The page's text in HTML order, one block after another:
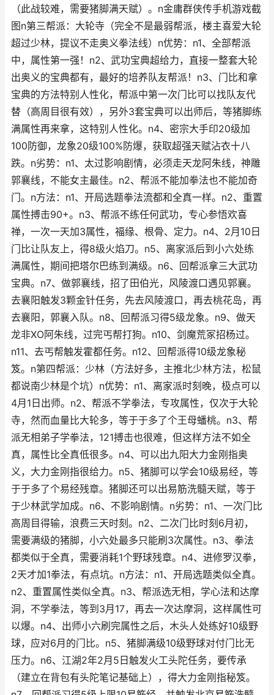
（此战较难，需要猪脚满天赋）。n金庸群侠传手机游戏截
图n第三帮派：大轮寺（完全不是最弱帮派，楼主喜爱大轮
超过少林，提议不走奥义拳法线）n优势：n1、全部帮派
中，属性第一强！n2、武功宝典超给力，直接一整套大轮
出奥义的宝典都有，最好的培养队友帮派！n3、门比和拿
宝典的方法特别人性化，帮派中第一次门比可以找队友代
替（高周目很有效），另外3套宝典可以出师后，等猪脚练
满属性再来拿，这特别人性化。n4、密宗大手印20级加
100防御，龙象20级100%防爆，获取超强天赋沾衣十八
跌。n劣势：n1、太过影响剧情，必须走天龙阿朱线，神雕
郭襄线，不能女主最佳。n2、帮派不能加拳法也不能加奇
门。n方法：n1、开局选题拳法流都和全真一样。n2、重置
属性搏击90+。n3、帮派不练任何武功，专心参悟欢喜
禅，一次一天加3属性，福缘、根骨、定力。n4、2月10日
门比让队友上，得8级火焰刀。n5、离家派后到小六处练
满属性，期间把塔尔巴练到满级。n6、回帮派拿三大武功
宝典。n7、做郭襄线，招了田伯光，风陵渡口遇见郭襄。
去襄阳触发3颗金针任务，先去风陵渡口，再去桃花岛，再
去襄阳，郭襄入队。n8、回帮派习得5级龙象。n9、做天
龙非XO阿朱线，过完丐帮打狗。n10、剑魔荒冢招杨过。
n11、去丐帮触发霍都任务。n12、回帮派得10级龙象秘
笈。n第四帮派：少林（方法好多，主推北少林方法，松鼠
都说南少林是个坑）n优势：n1、离家派时刻晚，极点可以
4月1日出师。n2、帮派不学拳法，专攻属性，仅次于大轮
寺，然而血量比大轮多，等于于多了个王母蟠桃。n3、帮
派无相弟子学拳法，121搏击也很难，但这样方法不如全
真，属性比全真低很多。n4、可以出九阳大力金刚指奥
义，大力金刚指很给力。n5、猪脚可以学会10级易经，等
于于多了个易经残章。猪脚还可以出易筋洗髓天赋，等于
于少林武学加成。n6、不影响剧情。n劣势：n1、一次门比
高周目得输，浪费三天时刻。n2、二次门比时刻6月初，
需要满级的猪脚，小六处最多只能刷3次属性。n3、拳法
都类似于全真，需要消耗1个野球残章。n4、进修罗汉拳，
2天才加1拳法，有点坑。n方法：n1、开局选题类似全真。
n2、重置属性类似全真。n3、帮派选无相，学心法和达摩
洞，不学拳法，等到3月17，再去一次达摩洞，这样属性可
以爆。n4、出师小六刷完属性之后，木头人处练好10级野
球，应对6月的门比。n5、猪脚满级10级野球对付门比无
压力。n6、江湖2年2月5日触发火工头陀任务，要传承
（建立在背包有头陀笔记基础上），得大力金刚指秘笈。